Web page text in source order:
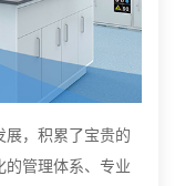
展，积累了宝贵的
的管理体系、专业